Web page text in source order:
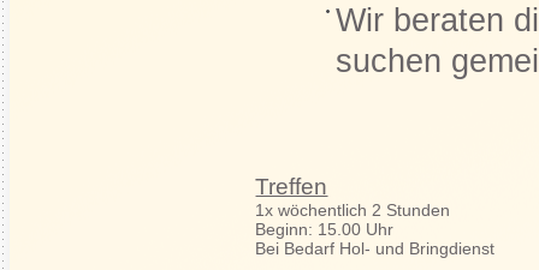
Wir beraten
suchen
Treffen
1x wöchentlich 2 Stunden
Beginn: 15.00 Uhr
Bei Bedarf Hol- und Bringdienst